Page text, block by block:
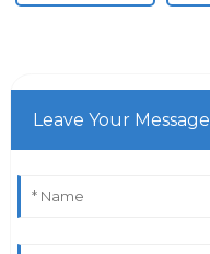
Leave Your Message